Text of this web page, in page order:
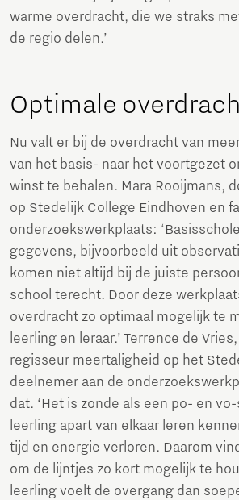
warme overdracht, die we straks
de regio delen.’
Optimale
Nu valt er bij de overdracht van
van het basis- naar het voortgezet
winst te behalen. Mara Rooijmans,
op Stedelijk College Eindhoven en
onderzoekswerkplaats:
gegevens, bijvoorbeeld uit
komen niet altijd bij de juiste
school terecht. Door deze
overdracht zo optimaal mogelijk te
leerling en leraar.’ Terrence de
regisseur meertaligheid op het
deelnemer aan de
dat. ‘Het is zonde als een po- en
leerling apart van elkaar leren
tijd en energie verloren. Daarom
om de lijntjes zo kort mogelijk te
leerling voelt de overgang dan